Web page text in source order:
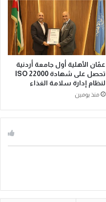
عمّان الأهلية أول جامعة أردنية
تحصل على شهادة ISO 22000
لنظام إدارة سلامة الغذاء
منذ يومين